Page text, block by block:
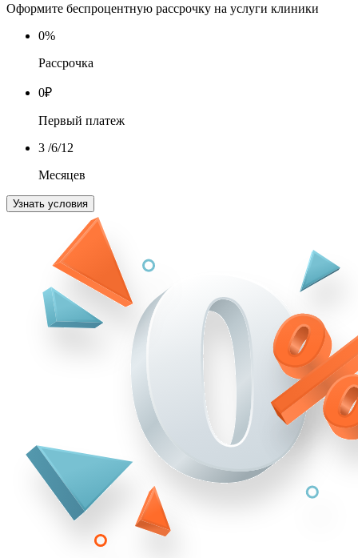
Оформите беспроцентную рассрочку на услуги клиники
0%
Рассрочка
0₽
Первый платеж
3 /6/12
Месяцев
Узнать условия